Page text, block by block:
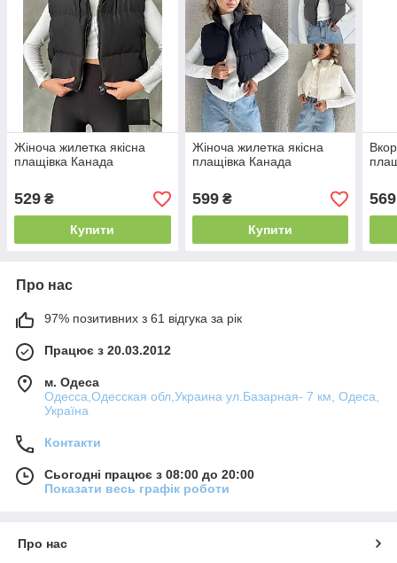
Жіноча жилетка якісна
плащівка Канада
529 ₴
Купити
Жіноча жилетка якісна
плащівка Канада
599₴
Купити
569
Про нас
97% позитивних з 61 відгука за рік
Працює з 20.03.2012
м. Одеса
Одесса,Одесская обл,Украина ул.Базарная- 7 км, Одеса,
Україна
Контакти
Сьогодні працює з 08:00 до 20:00
Показати весь графік роботи
Про нас